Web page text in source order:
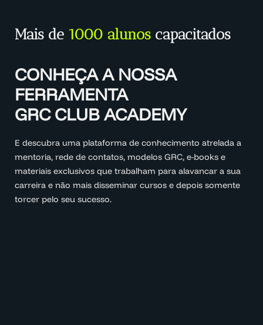
Mais de 1000 alunos capacitados
CONHEÇA A NOSSA
FERRAMENTA
GRC CLUB ACADEMY
E descubra uma plataforma de conhecimento atrelada a
mentoria, rede de contatos, modelos GRC, e-books e
materiais exclusivos que trabalham para alavancar a sua
carreira e não mais disseminar cursos e depois somente
torcer pelo seu sucesso.